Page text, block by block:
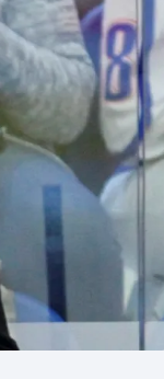
Triatlon
Veslování
Vodní slalom
Volejbal
Ostatní